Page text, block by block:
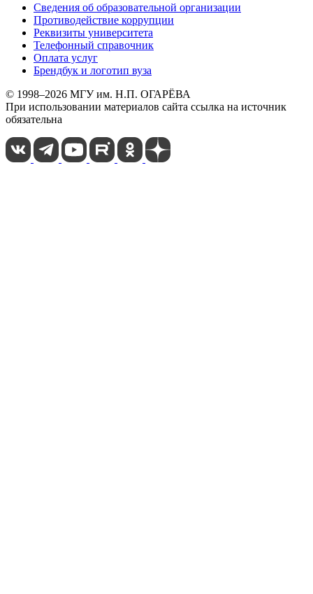
Сведения об образовательной организации
Противодействие коррупции
Реквизиты университета
Телефонный справочник
Оплата услуг
Брендбук и логотип вуза
© 1998–2026 МГУ им. Н.П. ОГАРЁВА
При использовании материалов сайта ссылка на источник
обязательна